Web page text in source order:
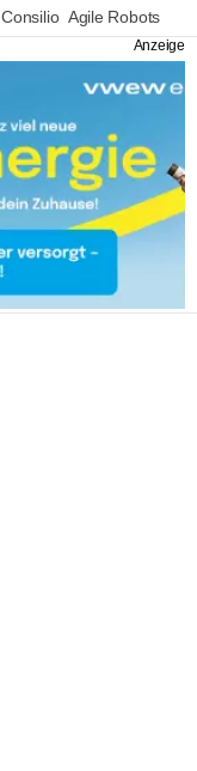
Consilio Agile Robots